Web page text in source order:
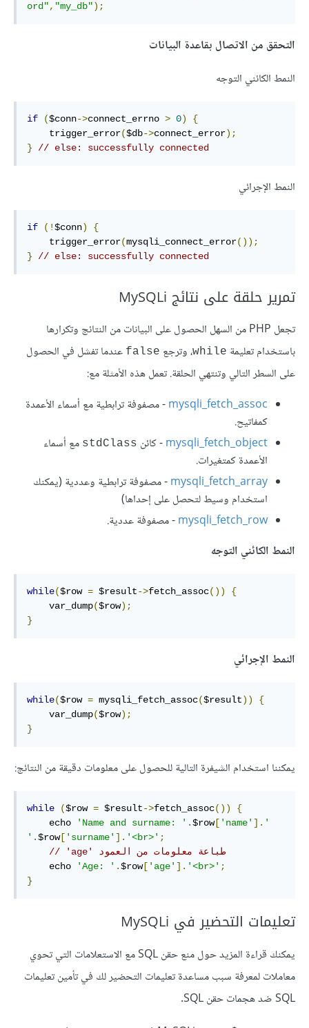
ord", "my_db");
التحقق من الاتصال بقاعدة البيانات
النمط الكائني التوجه
if ($conn->connect_errno > 0)
{
    trigger_error
($db->connect_error);
}
// else: successfully connected
النمط الإجرائي
if (!$conn)
{
    trigger_error
(mysqli_connect_error());
}
// else: successfully connected
تمرير حلقة على نتائج MySQLi
تجعل PHP من السهل الحصول على البيانات من النتائج وتكرارها
باستخدام تعليمة while، وترجع false عندما تفشل في الحصول
على السطر التالي وتنتهي الحلقة. تعمل هذه الأمثلة مع:
mysqli_fetch_assoc- مصفوفة ترابطية مع أسماء الأعمدة
كمفاتيح.
mysqli_fetch_object- كائن stdClass مع أسماء
الأعمدة كمتغيرات.
mysqli_fetch_array- مصفوفة ترابطية وعددية (يمكنك
استخدام وسيط لتحصل على إحداها)
mysqli_fetch_row- مصفوفة عددية.
النمط الكائني التوجه
while($row = $result->fetch_assoc())
{
    var_dump
($row);
}
النمط الإجرائي
while($row = mysqli_fetch_assoc($result))
{
    var_dump
($row);
}
يمكننا استخدام الشيفرة التالية للحصول على معلومات دقيقة من النتائج:
while ($row = $result->fetch_assoc())
{
    echo
'Name and surname: ' .$row[ 'name' ]. '
' .$row[ 'surname' ]. '<br>' ;
    echo
'Age: ' .$row[ 'age' ]. '<br>' ;
}
تعليمات التحضير في MySQLi
يمكنك قراءة المزيد حول منع حقن SQL مع الاستعلامات التي تحوي
معاملات لمعرفة سبب مساعدة تعليمات التحضير لك في تأمين تعليمات
SQL ضد هجمات حقن SQL.